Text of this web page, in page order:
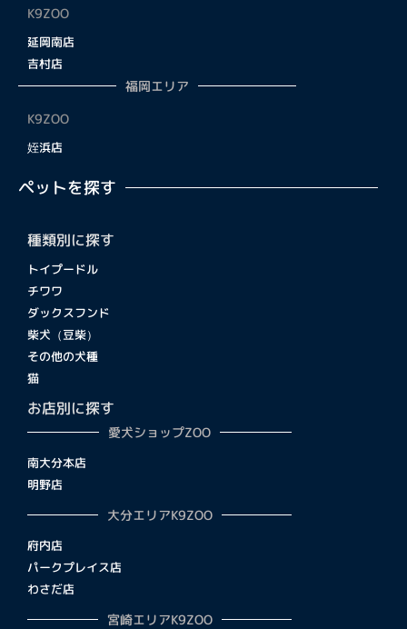
K9ZOO
延岡南店
吉村店
福岡エリア
K9ZOO
姪浜店
ペットを探す
種類別に探す
トイプードル
チワワ
ダックスフンド
柴犬（豆柴）
その他の犬種
猫
お店別に探す
愛犬ショップZOO
南大分本店
明野店
大分エリアK9ZOO
府内店
パークプレイス店
わさだ店
宮崎エリアK9ZOO